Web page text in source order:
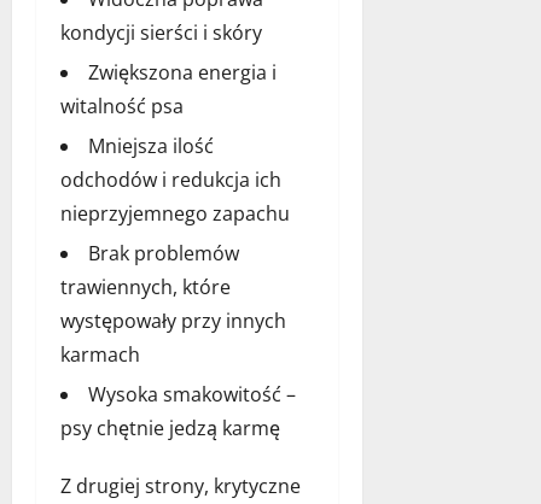
kondycji sierści i skóry
Zwiększona energia i
witalność psa
Mniejsza ilość
odchodów i redukcja ich
nieprzyjemnego zapachu
Brak problemów
trawiennych, które
występowały przy innych
karmach
Wysoka smakowitość –
psy chętnie jedzą karmę
Z drugiej strony, krytyczne